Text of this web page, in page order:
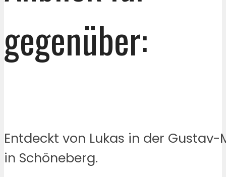
gegenüber:
Entdeckt von Lukas in der
in Schöneberg.